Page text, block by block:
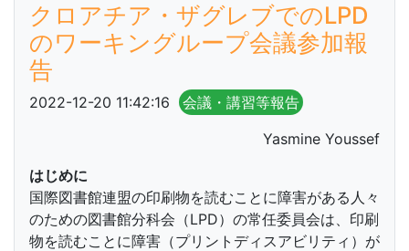
クロアチア・ザグレブでのLPD
のワーキングループ会議参加報
告
2022-12-20 11:42:16
会議・講習等報告
Yasmine Youssef
はじめに
国際図書館連盟の印刷物を読むことに障害がある人々
のための図書館分科会（LPD）の常任委員会は、印刷
物を読むことに障害（プリントディスアビリティ）が